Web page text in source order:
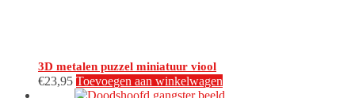
3D metalen puzzel miniatuur viool
€23,95 Toevoegen aan winkelwagen